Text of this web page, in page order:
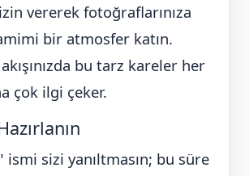
izin vererek fotoğraflarınıza
bir atmosfer katın.
bu tarz kareler her
çok ilgi çeker.
ismi sizi yanıltmasın; bu süre